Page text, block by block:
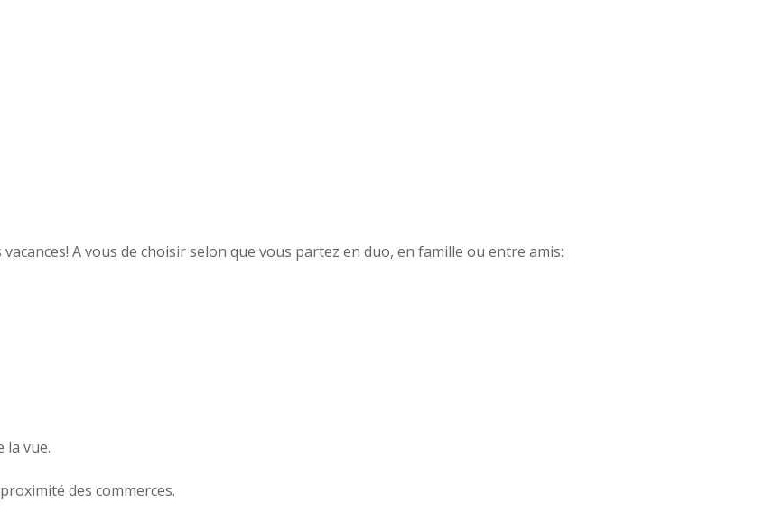
A vous de choisir selon que vous partez en duo, en famille ou entre amis:
la vue.
des commerces.